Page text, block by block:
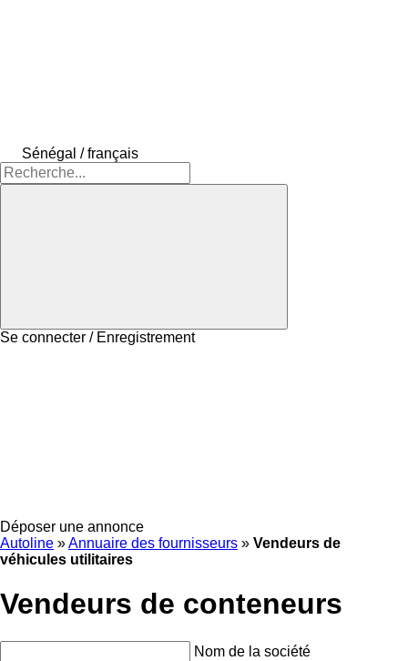
Sénégal / français
Se connecter / Enregistrement
Déposer une annonce
Autoline »Annuaire des fournisseurs » Vendeurs de
véhicules utilitaires
Vendeurs de conteneurs
Nom de la société